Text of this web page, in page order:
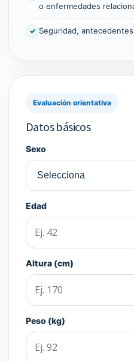
o enfermedades
✓ Seguridad,
Evaluación orientativa
Datos básicos
Sexo
Edad
Altura (cm)
Peso (kg)